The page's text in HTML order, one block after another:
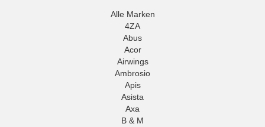
Alle Marken
4ZA
Abus
Acor
Airwings
Ambrosio
Apis
Asista
Axa
B & M